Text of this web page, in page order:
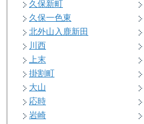
久保新町
久保一色東
北外山入鹿新田
川西
上末
掛割町
大山
応時
岩崎